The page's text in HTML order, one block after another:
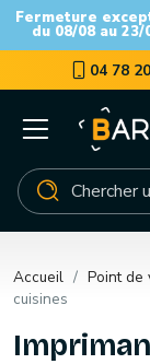
Fermeture
du 08/08 au
04 78
Accueil Point de
cuisines